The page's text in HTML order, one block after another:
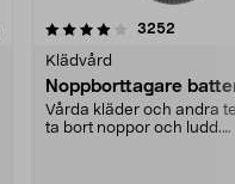
3252
Klädvård
Noppborttagare
Vårda kläder och andra
ta bort noppor och ludd.
4.5av 5 stjärnor